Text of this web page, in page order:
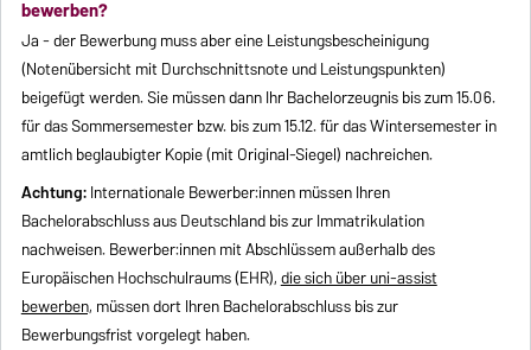
bewerben?
Ja - der Bewerbung muss aber eine Leistungsbescheinigung
(Notenübersicht mit Durchschnittsnote und Leistungspunkten)
beigefügt werden. Sie müssen dann Ihr Bachelorzeugnis bis zum 15.06.
für das Sommersemester bzw. bis zum 15.12. für das Wintersemester in
amtlich beglaubigter Kopie (mit Original-Siegel) nachreichen.
Achtung:Internationale Bewerber:innen müssen Ihren
Bachelorabschluss aus Deutschland bis zur Immatrikulation
nachweisen. Bewerber:innen mit Abschlüssem außerhalb des
Europäischen Hochschulraums (EHR),die sich über uni-assist
bewerben, müssen dort Ihren Bachelorabschluss bis zur
Bewerbungsfrist vorgelegt haben.